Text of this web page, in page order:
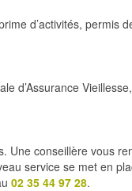
d’activités, permis
d’Assurance
Une conseillère vous
service se met en
02 35 44 97 28.